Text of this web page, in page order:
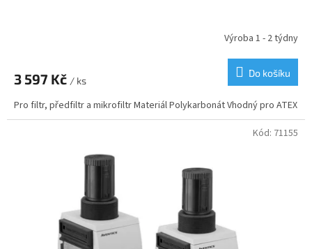
Výroba 1 - 2 týdny
3 597 Kč / ks
Do košíku
Pro filtr, předfiltr a mikrofiltr Materiál Polykarbonát Vhodný pro ATEX
Kód: 71155